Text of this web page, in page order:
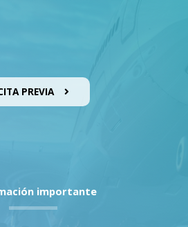
PREVIA
importante